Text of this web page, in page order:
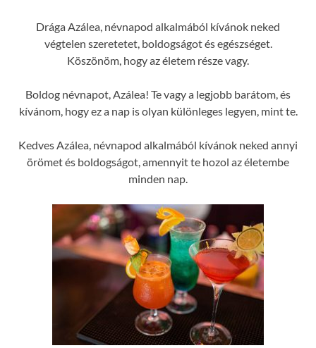
Drága Azálea, névnapod alkalmából kívánok neked
végtelen szeretetet, boldogságot és egészséget.
Köszönöm, hogy az életem része vagy.
Boldog névnapot, Azálea! Te vagy a legjobb barátom, és
kívánom, hogy ez a nap is olyan különleges legyen, mint te.
Kedves Azálea, névnapod alkalmából kívánok neked annyi
örömet és boldogságot, amennyit te hozol az életembe
minden nap.